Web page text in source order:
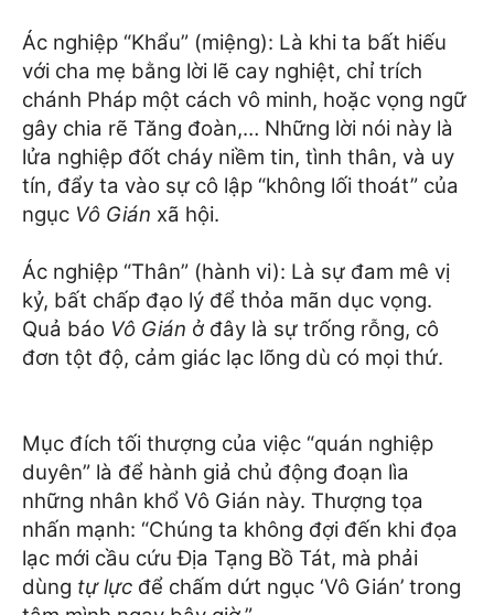
Ác nghiệp “Khẩu” (miệng): Là khi ta bất hiếu
với cha mẹ bằng lời lẽ cay nghiệt, chỉ trích
chánh Pháp một cách vô minh, hoặc vọng ngữ
gây chia rẽ Tăng đoàn,… Những lời nói này là
lửa nghiệp đốt cháy niềm tin, tình thân, và uy
tín, đẩy ta vào sự cô lập “không lối thoát” của
ngục Vô Gián xã hội.
Ác nghiệp “Thân” (hành vi): Là sự đam mê vị
kỷ, bất chấp đạo lý để thỏa mãn dục vọng.
Quả báo Vô Gián ở đây là sự trống rỗng, cô
đơn tột độ, cảm giác lạc lõng dù có mọi thứ.
Mục đích tối thượng của việc “quán nghiệp
duyên” là để hành giả chủ động đoạn lìa
những nhân khổ Vô Gián này. Thượng tọa
nhấn mạnh: “Chúng ta không đợi đến khi đọa
lạc mới cầu cứu Địa Tạng Bồ Tát, mà phải
dùng tự lực để chấm dứt ngục ‘Vô Gián’ trong